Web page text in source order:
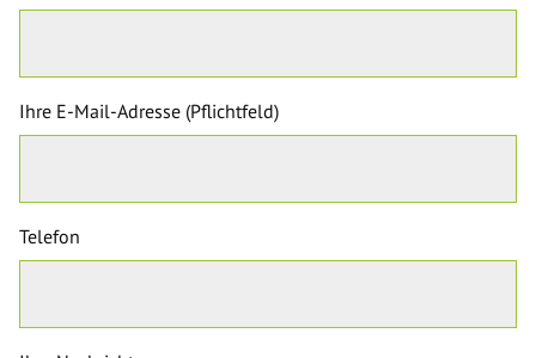
Ihre E-Mail-Adresse (Pflichtfeld)
Telefon